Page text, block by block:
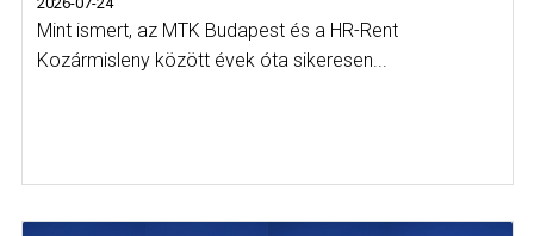
Mint ismert, az MTK Budapest és a HR-Rent
Kozármisleny között évek óta sikeresen...